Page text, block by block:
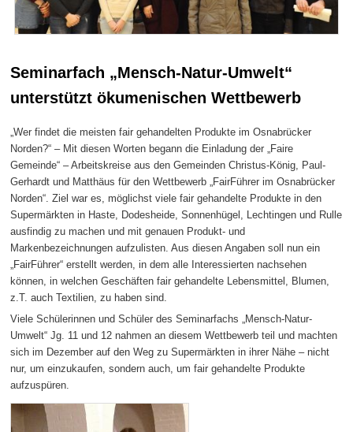
Seminarfach „Mensch-Natur-Umwelt“
unterstützt ökumenischen Wettbewerb
„Wer findet die meisten fair gehandelten Produkte im Osnabrücker
Norden?“ – Mit diesen Worten begann die Einladung der „Faire
Gemeinde“ – Arbeitskreise aus den Gemeinden Christus-König, Paul-
Gerhardt und Matthäus für den Wettbewerb „FairFührer im Osnabrücker
Norden“. Ziel war es, möglichst viele fair gehandelte Produkte in den
Supermärkten in Haste, Dodesheide, Sonnenhügel, Lechtingen und Rulle
ausfindig zu machen und mit genauen Produkt- und
Markenbezeichnungen aufzulisten. Aus diesen Angaben soll nun ein
„FairFührer“ erstellt werden, in dem alle Interessierten nachsehen
können, in welchen Geschäften fair gehandelte Lebensmittel, Blumen,
z.T. auch Textilien, zu haben sind.
Viele Schülerinnen und Schüler des Seminarfachs „Mensch-Natur-
Umwelt“ Jg. 11 und 12 nahmen an diesem Wettbewerb teil und machten
sich im Dezember auf den Weg zu Supermärkten in ihrer Nähe – nicht
nur, um einzukaufen, sondern auch, um fair gehandelte Produkte
aufzuspüren.